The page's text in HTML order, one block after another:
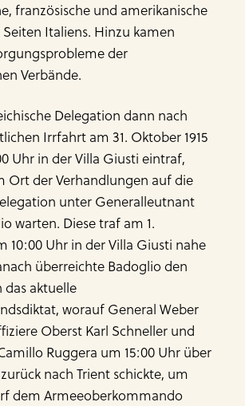
französische und amerikanische
Italiens. Hinzu kamen
der
Verbände.
Delegation dann nach
Irrfahrt am 31. Oktober 1915
Uhr in der Villa Giusti eintraf,
Ort der Verhandlungen auf die
unter Generalleutnant
warten. Diese traf am 1.
10:00 Uhr in der Villa Giusti nahe
überreichte Badoglio den
das aktuelle
worauf General Weber
Oberst Karl Schneller und
Ruggera um 15:00 Uhr über
nach Trient schickte, um
dem Armeeoberkommando